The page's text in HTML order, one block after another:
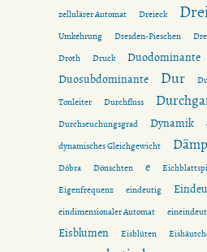
zellulärer Automat
Dreieck
Umkehrung
Dresden-Pieschen
Droth
Druck
Duodominante
Duosubdominante
Dur
Tonleiter
Durchfluss
Durchseuchungsgrad Dynamik
dynamisches Gleichgewicht
Döbra
Dönschten e
Eigenfrequenz
eindeutig
eindimensionaler Automat
Eisblumen
Eisblüten